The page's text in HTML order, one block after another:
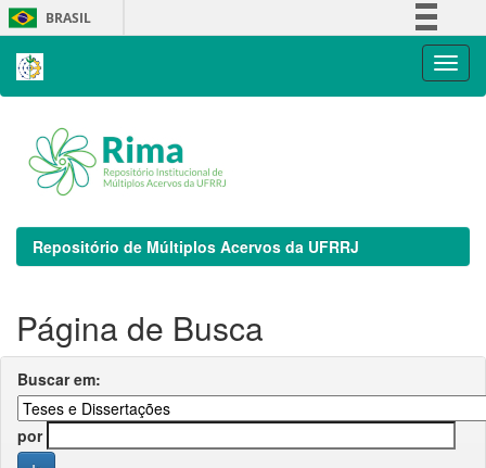
Skip
navigation
BRASIL
Repositório de Múltiplos Acervos da UFRRJ
Página de Busca
Buscar em:
por